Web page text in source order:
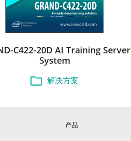
C422-20D AI Training Server
System
解决方案
产品